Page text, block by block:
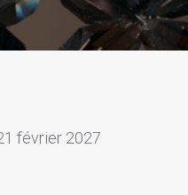
février 2027